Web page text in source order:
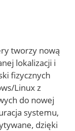
tworzy nową
lokalizacji i
fizycznych
Linux z
do nowej
systemu,
dzięki